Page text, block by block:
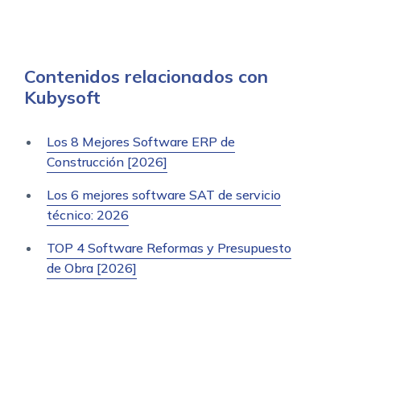
Contenidos relacionados con
Kubysoft
Los 8 Mejores Software ERP de
Construcción [2026]
Los 6 mejores software SAT de servicio
técnico: 2026
TOP 4 Software Reformas y Presupuesto
de Obra [2026]